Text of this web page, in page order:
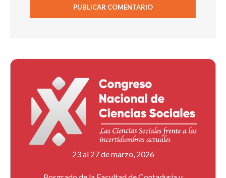
23 al 27 de marzo, 2026